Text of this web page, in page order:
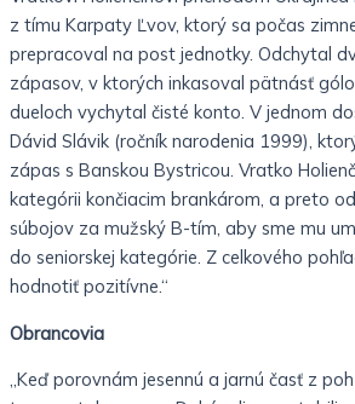
z tímu Karpaty Ľvov, ktorý sa počas
prepracoval na post jednotky. Odchytal
zápasov, v ktorých inkasoval pätnásť
dueloch vychytal čisté konto. V jednom
Dávid Slávik (ročník narodenia 1999),
zápas s Banskou Bystricou. Vratko
kategórii končiacim brankárom, a preto
súbojov za mužský B-tím, aby sme mu
do seniorskej kategórie. Z celkového
hodnotiť pozitívne.“
Obrancovia
„Keď porovnám jesennú a jarnú časť z